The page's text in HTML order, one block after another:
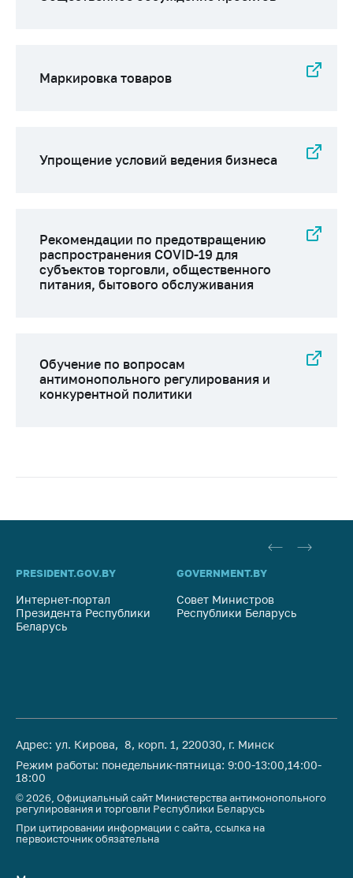
Маркировка товаров
Упрощение условий ведения бизнеса
Рекомендации по предотвращению
распространения COVID-19 для
субъектов торговли, общественного
питания, бытового обслуживания
Обучение по вопросам
антимонопольного регулирования и
конкурентной политики
PRESIDENT.GOV.BY
Интернет-портал
Президента Республики
Беларусь
GOVERNMENT.BY
Совет Министров
Республики Беларусь
Адрес: ул. Кирова, 8, корп. 1, 220030, г. Минск
Режим работы: понедельник-пятница: 9:00-13:00,14:00-
18:00
© 2026, Официальный сайт Министерства антимонопольного
регулирования и торговли Республики Беларусь
При цитировании информации с сайта, ссылка на
первоисточник обязательна